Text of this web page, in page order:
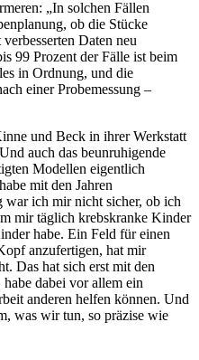
„In solchen Fällen
ob die Stücke
Daten neu
99 Prozent der Fälle ist beim
in Ordnung, und die
einer Probemessung –
und Beck in ihrer Werkstatt
auch das beunruhigende
Modellen eigentlich
mit den Jahren
ich mir nicht sicher, ob ich
mir täglich krebskranke Kinder
habe. Ein Feld für einen
anzufertigen, hat mir
Das hat sich erst mit den
dabei vor allem ein
anderen helfen können. Und
was wir tun, so präzise wie